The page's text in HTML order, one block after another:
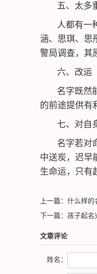
五、太多
人都有一种
涵、思琪、思
警局调查，其
六、改运
名字既然能
的前途提供有
七、对自身
名字若对命
中送炭，迟早
生命运，只有
上一篇： 什么样的
下一篇： 孩子起名
文章评论
姓名：